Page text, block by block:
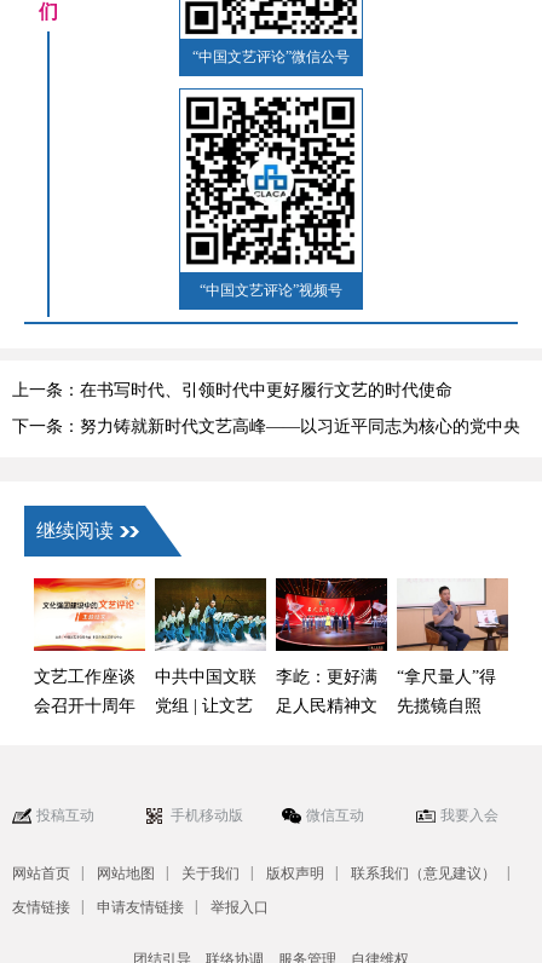
们
“中国文艺评论”微信公号
“中国文艺评论”视频号
上一条：在书写时代、引领时代中更好履行文艺的时代使命
下一条：努力铸就新时代文艺高峰——以习近平同志为核心的党中央
继续阅读
文艺工作座谈
会召开十周年
中共中国文联
党组 | 让文艺
李屹：更好满
足人民精神文
“拿尺量人”得
先揽镜自照
投稿互动 手机移动版 微信互动 我要入会
网站首页 网站地图 关于我们 版权声明 联系我们（意见建议）
友情链接 申请友情链接 举报入口